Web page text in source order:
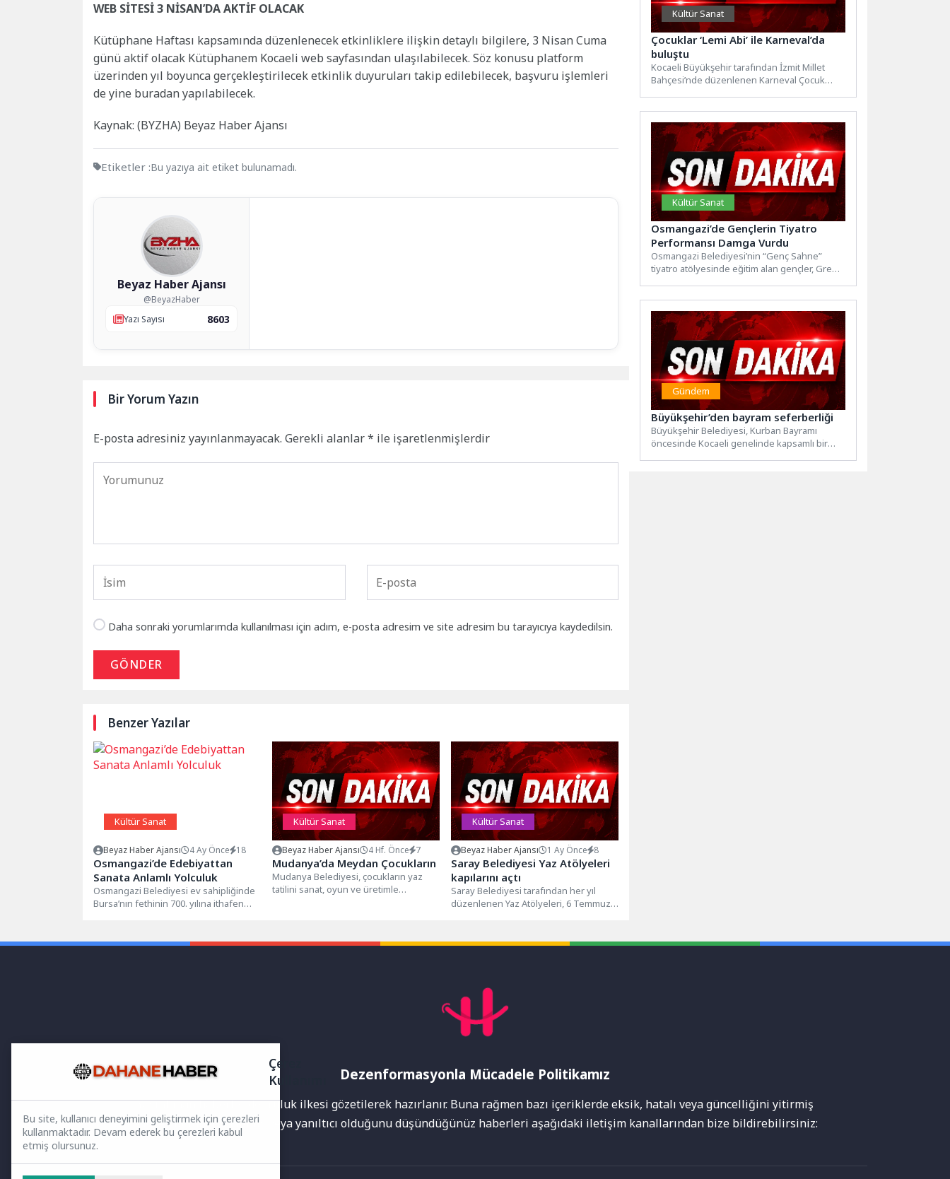
WEB SİTESİ 3 NİSAN’DA AKTİF OLACAK
Kütüphane Haftası kapsamında düzenlenecek etkinliklere ilişkin detaylı bilgilere, 3 Nisan Cuma
günü aktif olacak Kütüphanem Kocaeli web sayfasından ulaşılabilecek. Söz konusu platform
üzerinden yıl boyunca gerçekleştirilecek etkinlik duyuruları takip edilebilecek, başvuru işlemleri
de yine buradan yapılabilecek.
Kaynak: (BYZHA) Beyaz Haber Ajansı
Etiketler :Bu yazıya ait etiket bulunamadı.
Beyaz Haber Ajansı
@BeyazHaber
Yazı Sayısı
8603
Bir Yorum Yazın
E-posta adresiniz yayınlanmayacak. Gerekli alanlar* ile işaretlenmişlerdir
Daha sonraki yorumlarımda kullanılması için adım, e-posta adresim ve site adresim bu tarayıcıya kaydedilsin.
GÖNDER
Benzer Yazılar
Kültür Sanat
Beyaz Haber Ajansı 4 Ay Önce 18
Osmangazi’de Edebiyattan
Sanata Anlamlı Yolculuk
Osmangazi Belediyesi ev sahipliğinde
Bursa’nın fethinin 700. yılına ithafen
Kültür Sanat
Beyaz Haber Ajansı 4 Hf. Önce 7
Mudanya’da Meydan Çocukların
Mudanya Belediyesi, çocukların yaz
tatilini sanat, oyun ve üretimle
Kültür Sanat
Beyaz Haber Ajansı 1 Ay Önce 8
Saray Belediyesi Yaz Atölyeleri
kapılarını açtı
Saray Belediyesi tarafından her yıl
düzenlenen Yaz Atölyeleri, 6 Temmuz
Kültür Sanat
Çocuklar ‘Lemi Abi’ ile Karneval’da
buluştu
Kocaeli Büyükşehir tarafından İzmit Millet
Bahçesi’nde düzenlenen Karneval Çocuk
Kültür Sanat
Osmangazi’de Gençlerin Tiyatro
Performansı Damga Vurdu
Osmangazi Belediyesi’nin “Genç Sahne”
tiyatro atölyesinde eğitim alan gençler, Greg
Gündem
Büyükşehir’den bayram seferberliği
Büyükşehir Belediyesi, Kurban Bayramı
öncesinde Kocaeli genelinde kapsamlı bir
Dezenformasyonla Mücadele Politikamız
Yayınlanan haberler doğruluk ilkesi gözetilerek hazırlanır. Buna rağmen bazı içeriklerde eksik, hatalı veya güncelliğini yitirmiş
bilgiler bulunabilir.Yanlış veya yanıltıcı olduğunu düşündüğünüz haberleri aşağıdaki iletişim kanallarından bize bildirebilirsiniz:
Çerez
Kullanımı
Bu site, kullanıcı deneyimini geliştirmek için çerezleri
kullanmaktadır. Devam ederek bu çerezleri kabul
etmiş olursunuz.